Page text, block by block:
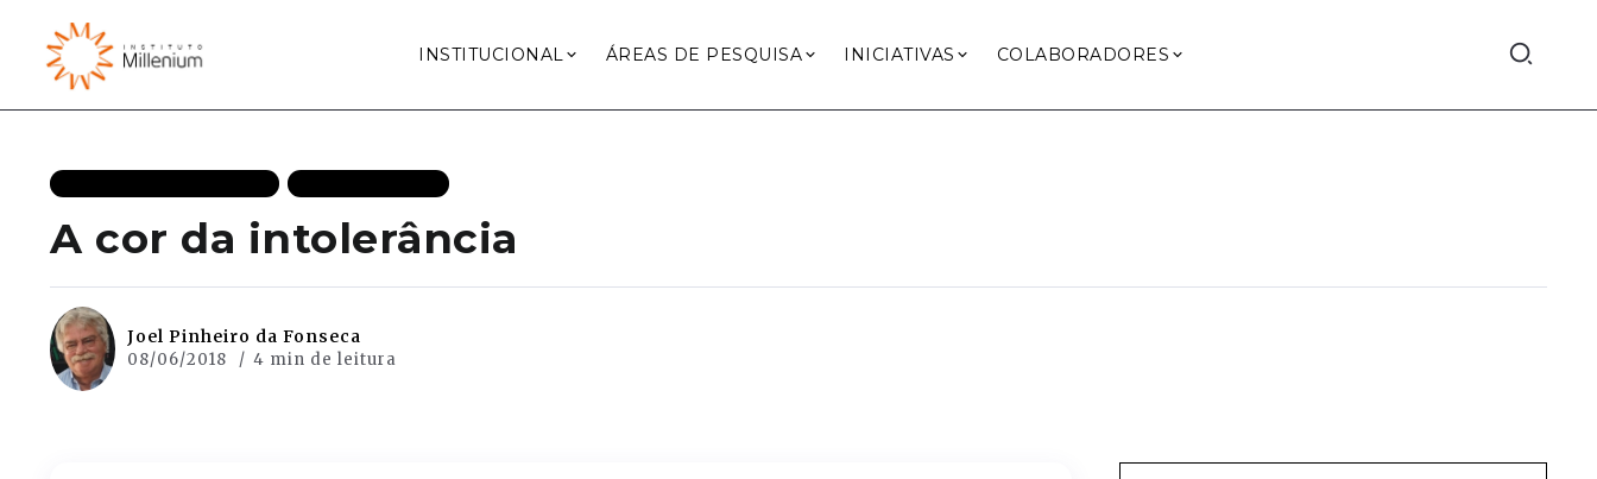
INSTITUCIONAL ÁREAS DE PESQUISA INICIATIVAS COLABORADORES
A cor da intolerância
Joel Pinheiro da Fonseca
08/06/2018 4 min de leitura